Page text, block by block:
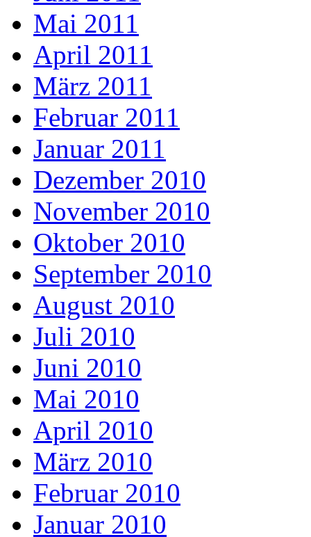
Mai 2011
April 2011
März 2011
Februar 2011
Januar 2011
Dezember 2010
November 2010
Oktober 2010
September 2010
August 2010
Juli 2010
Juni 2010
Mai 2010
April 2010
März 2010
Februar 2010
Januar 2010